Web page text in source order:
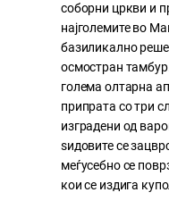
соборни цркви и
најголемите во
базиликално
осмостран
голема олтарна
припрата со три
изградени од
ѕидовите се
меѓусебно се
кои се издига